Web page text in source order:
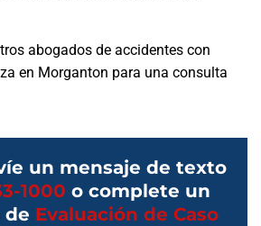
abogados de accidentes con
en Morganton para una consulta
un mensaje de texto
1000 o complete un
de Evaluación de Caso